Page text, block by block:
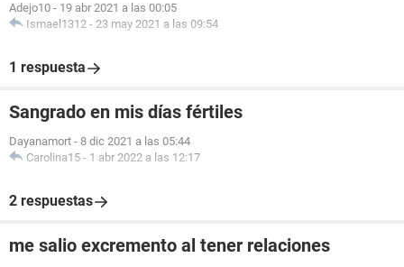
Adejo10 - 19 abr 2021 a las 00:05
Ismael1312 - 23 may 2021 a las 09:54
1 respuesta
Sangrado en mis días fértiles
Dayanamort - 8 dic 2021 a las 05:44
Carolina15 - 1 abr 2022 a las 12:17
2 respuestas
me salio excremento al tener relaciones